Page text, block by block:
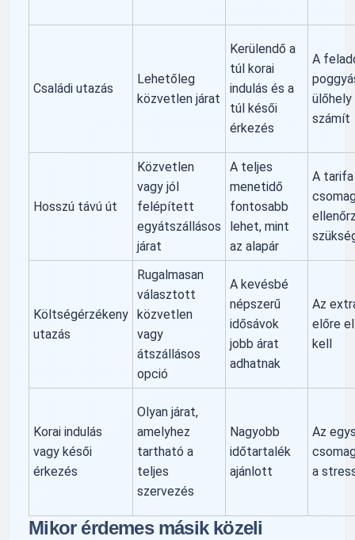
Családi utazás
Lehetőleg
közvetlen járat
Kerülendő a
túl korai
indulás és a
túl késői
érkezés
A
számít
Hosszú távú út
Közvetlen
vagy jól
felépített
egyátszállásos
járat
A teljes
menetidő
fontosabb
lehet, mint
az alapár
A
Költségérzékeny
utazás
Rugalmasan
választott
közvetlen
vagy
átszállásos
opció
A kevésbé
népszerű
idősávok
jobb árat
adhatnak
Az
előre
kell
Korai indulás
vagy késői
érkezés
Olyan járat,
amelyhez
tartható a
teljes
szervezés
Nagyobb
időtartalék
ajánlott
Az
a
Mikor érdemes másik közeli